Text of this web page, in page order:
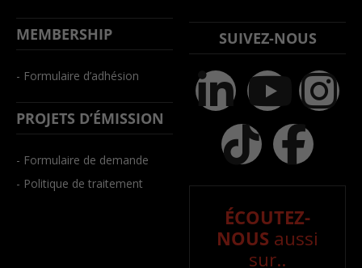
MEMBERSHIP
- Formulaire d’adhésion
PROJETS D’ÉMISSION
- Formulaire de demande
- Politique de traitement
SUIVEZ-NOUS
ÉCOUTEZ-
NOUS aussi
sur..